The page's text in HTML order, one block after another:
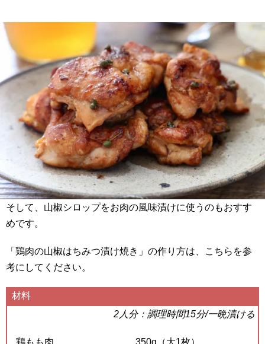
そして、山椒シロップをお肉の風味漬けに使うのもおすす
めです。
「鶏肉の山椒はちみつ漬け焼き」の作り方は、こちらを参
考にしてください。
材料
2人分：調理時間15分/一晩漬ける
鶏もも肉 350g（大1枚）